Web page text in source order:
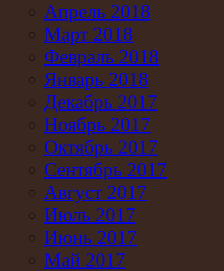
Апрель 2018
Март 2018
Февраль 2018
Январь 2018
Декабрь 2017
Ноябрь 2017
Октябрь 2017
Сентябрь 2017
Август 2017
Июль 2017
Июнь 2017
Май 2017